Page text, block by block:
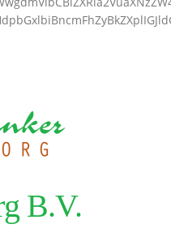
B.V.